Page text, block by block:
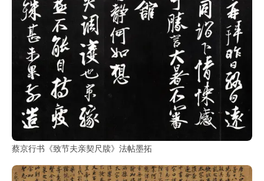
蔡京行书《致节夫亲契尺牍》法帖墨拓